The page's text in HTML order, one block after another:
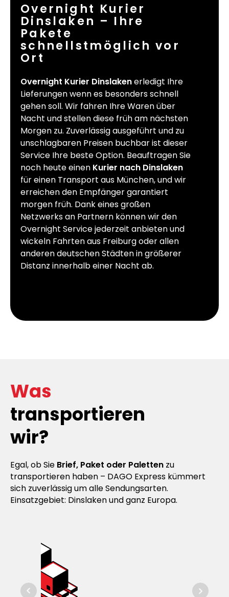
Overnight Kurier
Dinslaken – Ihre
Pakete
schnellstmöglich vor
Ort
Overnight Kurier Dinslakenerledigt Ihre
Lieferungen wenn es besonders schnell
gehen soll. Wir fahren Ihre Waren über
Nacht und stellen diese früh am nächsten
Morgen zu. Zuverlässig ausgeführt und zu
unschlagbaren Preisen buchbar ist dieser
Service Ihre beste Option. Beauftragen Sie
noch heute einen Kurier nach Dinslaken
für einen Transport aus München, und wir
erreichen den Empfänger garantiert
morgen früh. Dank eines großen
Netzwerks an Partnern können wir den
Overnight Service jederzeit anbieten und
wickeln Fahrten aus Freiburg oder allen
anderen deutschen Städten in größerer
Distanz innerhalb einer Nacht ab.
Was
transportieren
wir?
Egal, ob Sie Brief, Paket oder Paletten zu
transportieren haben – DAGO Express kümmert
sich zuverlässig um alle Sendungsarten.
Einsatzgebiet: Dinslaken und ganz Europa.